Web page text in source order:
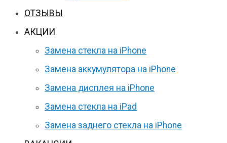
ОТЗЫВЫ
АКЦИИ
Замена стекла на iPhone
Замена аккумулятора на iPhone
Замена дисплея на iPhone
Замена стекла на iPad
Замена заднего стекла на iPhone